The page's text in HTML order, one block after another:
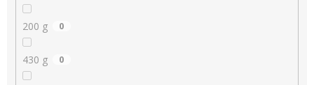
200 g 0
430 g 0